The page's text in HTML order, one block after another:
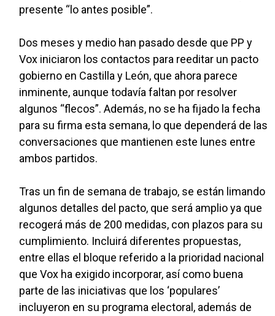
presente “lo antes posible”.
Dos meses y medio han pasado desde que PP y
Vox iniciaron los contactos para reeditar un pacto
gobierno en Castilla y León, que ahora parece
inminente, aunque todavía faltan por resolver
algunos “flecos”. Además, no se ha fijado la fecha
para su firma esta semana, lo que dependerá de las
conversaciones que mantienen este lunes entre
ambos partidos.
Tras un fin de semana de trabajo, se están limando
algunos detalles del pacto, que será amplio ya que
recogerá más de 200 medidas, con plazos para su
cumplimiento. Incluirá diferentes propuestas,
entre ellas el bloque referido a la prioridad nacional
que Vox ha exigido incorporar, así como buena
parte de las iniciativas que los ‘populares’
incluyeron en su programa electoral, además de